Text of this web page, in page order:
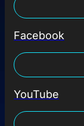
Facebook
YouTube